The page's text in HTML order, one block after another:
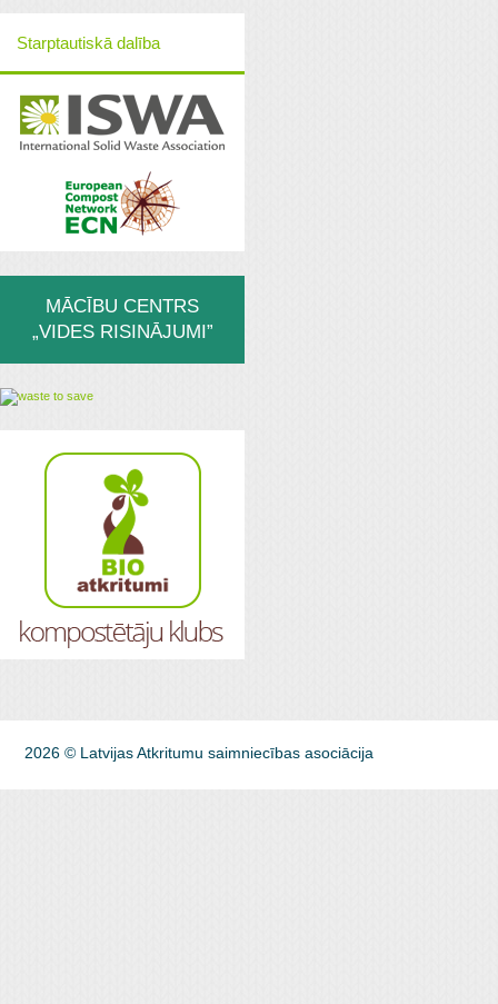
Starptautiskā dalība
MĀCĪBU CENTRS
„VIDES RISINĀJUMI”
2026 © Latvijas Atkritumu saimniecības asociācija